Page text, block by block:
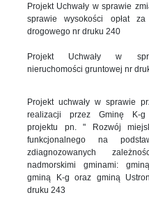
Projekt Uchwały w sprawie
sprawie wysokości opłat
drogowego nr druku 240
Projekt Uchwały w
nieruchomości gruntowej nr
Projekt uchwały w sprawie
realizacji przez Gminę K-g
projektu pn. " Rozwój
funkcjonalnego na
zdiagnozowanych
nadmorskimi gminami:
gminą K-g oraz gminą
druku 243